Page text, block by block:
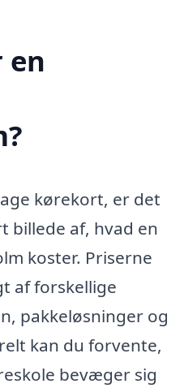
en
kørekort, er det
billede af, hvad en
koster. Priserne
af forskellige
pakkeløsninger og
kan du forvente,
bevæger sig